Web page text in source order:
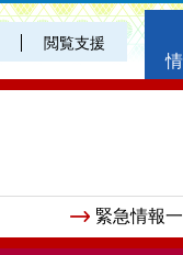
閲覧支援
緊急情報